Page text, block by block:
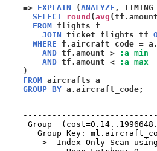
=> EXPLAIN (ANALYZE , TIMING
SELECT round (avg (tf.amount
FROM flights f
JOIN ticket_flights tf
WHERE f.aircraft_code =
AND tf.amount >
:a_min
AND tf.amount <
:a_max
)
FROM
GROUP BY a.aircraft_code;
Group
Group Key:
->  Index Only Scan